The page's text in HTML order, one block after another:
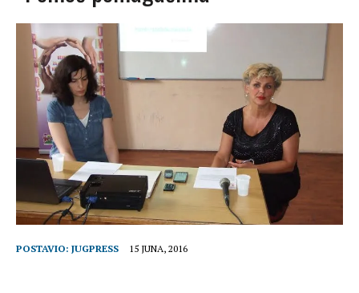
n
el
POSTAVIO: JUGPRESS 15 JUNA, 2016